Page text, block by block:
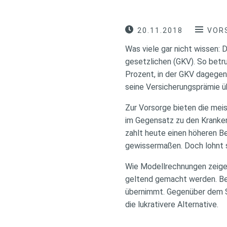
20.11.2018
Was viele gar nicht wissen:
gesetzlichen (GKV). So
Prozent, in der GKV
seine Versicherungsprämie
Zur Vorsorge bieten die
im Gegensatz zu den
zahlt heute einen höheren
gewissermaßen. Doch lohnt
Wie Modellrechnungen
geltend gemacht werden.
übernimmt. Gegenüber
die lukrativere Alternative.